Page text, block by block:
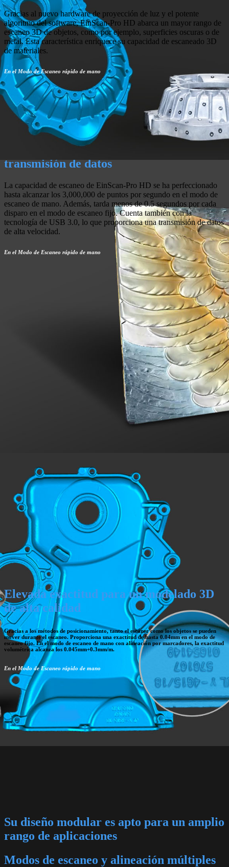
Gracias al nuevo hardware de proyección de luz y el potente
algoritmo del software, EinScan-Pro HD abarca un mayor rango de
escaneo 3D de objetos, como por ejemplo, superficies oscuras o de
metal. Esta característica enriquece su capacidad de escaneado 3D
de materiales.
En el Modo de Escaneo rápido de mano
Mayor velocidad de escaneo y
transmisión de datos
La capacidad de escaneo de EinScan-Pro HD se ha perfeccionado
hasta alcanzar los 3,000,000 de puntos por segundo en el modo de
escaneo de mano. Además, tarda menos de 0.5 segundos por cada
disparo en el modo de escaneo fijo. Cuenta también con la
tecnología de USB 3.0, lo que proporciona una transmisión de datos
de alta velocidad.
En el Modo de Escaneo rápido de mano
Elevada exactitud para un modelado 3D
de alta calidad
Gracias a los métodos de posicionamiento, tanto el escáner como los objetos se pueden
mover durante el escaneo. Proporciona una exactitud de hasta 0.04mm en el modo de
escaneo fijo. En el modo de escaneo de mano con alineación por marcadores, la exactitud
volumétrica alcanza los 0.045mm+0.3mm/m.
En el Modo de Escaneo rápido de mano
Su diseño modular es apto para un amplio
rango de aplicaciones
Modos de escaneo y alineación múltiples